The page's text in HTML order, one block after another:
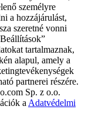
személyre
a hozzájárulást,
szeretné vonni
tartalmaznak,
alapul, amely a
partnerei részére.
Sp. z o.o.
a Adatvédelmi